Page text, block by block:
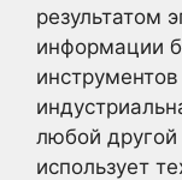
результатом
информации
любой
использует